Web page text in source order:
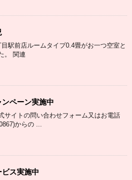
駅前店ルームタイプ0.4畳がお一つ空室と
。 関連
ペーン実施中
サイトの問い合わせフォーム又はお電話
からの ...
ス実施中